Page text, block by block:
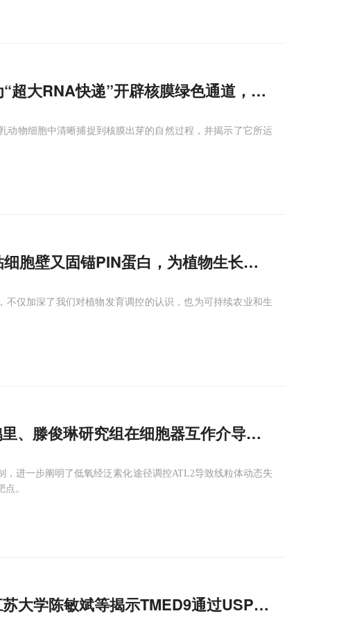
大RNA快递”开辟核膜绿色通道，特殊“分拣员”
动物细胞中清晰捕捉到核膜出芽的自然过程，并揭示了它所运
胞壁又固锚PIN蛋白，为植物生长素
不仅加深了我们对植物发育调控的认识，也为可持续农业和生
滕俊琳研究组在细胞器互作介导线粒体
进一步阐明了低氧经泛素化途径调控ATL2导致线粒体动态失
。
大学陈敏斌等揭示TMED9通过USP5稳ATG9A激